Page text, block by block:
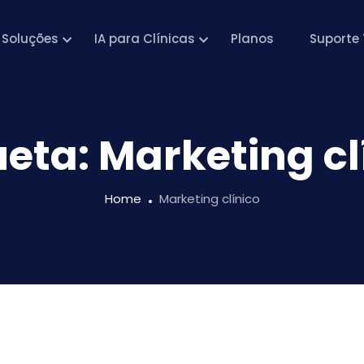
Soluções IA para Clínicas Planos Suporte
Marketing
Home Marketing clínico